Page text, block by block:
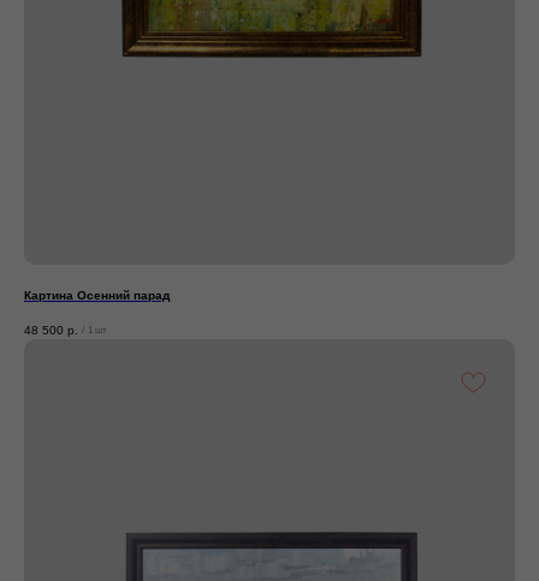
Картина Осенний парад
48 500 р. / 1 шт